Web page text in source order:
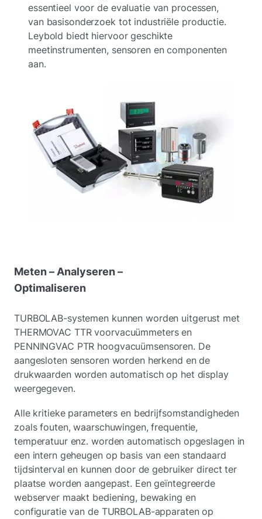
essentieel voor de evaluatie van processen,
van basisonderzoek tot industriële productie.
Leybold biedt hiervoor geschikte
meetinstrumenten, sensoren en componenten
aan.
Meten – Analyseren –
Optimaliseren
TURBOLAB-systemen kunnen worden uitgerust met
THERMOVAC TTR voorvacuümmeters en
PENNINGVAC PTR hoogvacuümsensoren. De
aangesloten sensoren worden herkend en de
drukwaarden worden automatisch op het display
weergegeven.
Alle kritieke parameters en bedrijfsomstandigheden
zoals fouten, waarschuwingen, frequentie,
temperatuur enz. worden automatisch opgeslagen in
een intern geheugen op basis van een standaard
tijdsinterval en kunnen door de gebruiker direct ter
plaatse worden aangepast. Een geïntegreerde
webserver maakt bediening, bewaking en
configuratie van de TURBOLAB-apparaten op